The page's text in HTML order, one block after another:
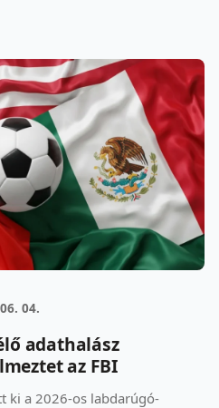
04.
adathalász
az FBI
ki a 2026-os labdarúgó-